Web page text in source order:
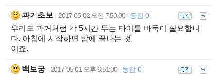
과거초보 2017-05-02 오전 7:50:00 동감 0
우리도 과거처럼 각 5시간 두는 타이틀 바둑이 필요합니
다. 아침에 시작하면 밤에 끝나는 것
이죠.
백보궁 2017-05-01 오후 6:51:00 동감 0